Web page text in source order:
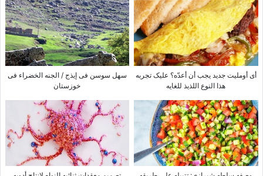
أی أوملیت جدید یجب أن أعدّه؟ علیک تجربه
هذا النوع اللذیذ للغایه
سهل سوسن فی إیذج / الجنه الخضراء فی
خوزستان